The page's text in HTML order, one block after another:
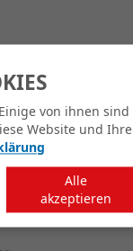
von ihnen sind
Website und Ihre
Alle
akzeptieren